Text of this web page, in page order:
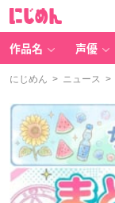
作品名 声優
にじめん > ニュース >